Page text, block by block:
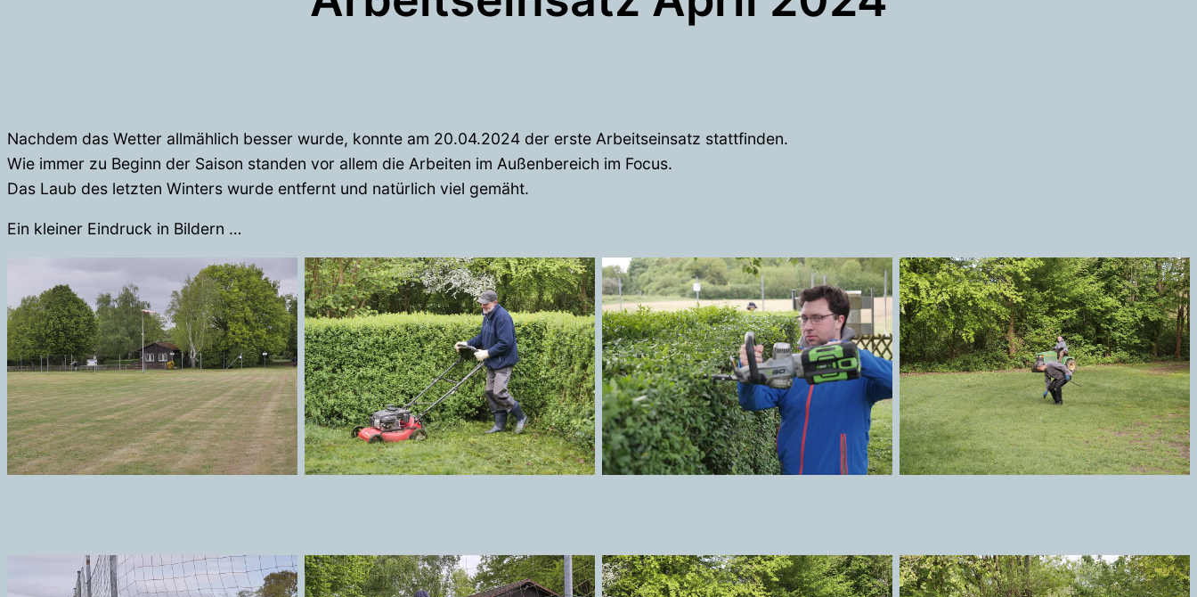
Nachdem das Wetter allmählich besser wurde, konnte am 20.04.2024 der erste Arbeitseinsatz stattfinden.
Wie immer zu Beginn der Saison standen vor allem die Arbeiten im Außenbereich im Focus.
Das Laub des letzten Winters wurde entfernt und natürlich viel gemäht.
Ein kleiner Eindruck in Bildern …
Fluggelände gemäht Rasen mähen Hecke schneiden Äste sammeln